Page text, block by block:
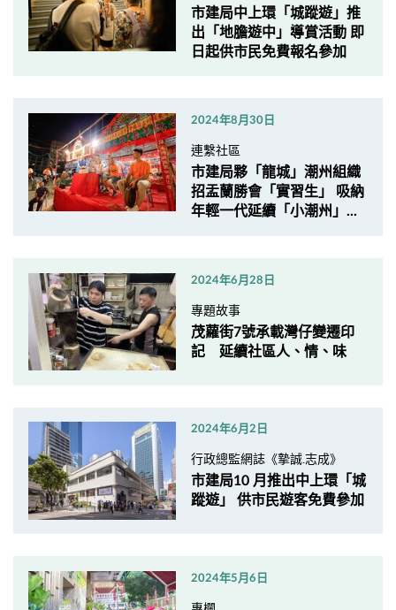
市建局中上環「城蹤遊」推
出「地膽遊中」導賞活動 即
日起供市民免費報名參加
2024年8月30日
連繫社區
市建局夥「龍城」潮州組織
招盂蘭勝會「實習生」 吸納
年輕一代延續「小潮州」...
2024年6月28日
專題故事
茂蘿街7號承載灣仔變遷印
記 延續社區人、情、味
2024年6月2日
行政總監網誌《摯誠.志成》
市建局10 月推出中上環「城
蹤遊」 供市民遊客免費參加
2024年5月6日